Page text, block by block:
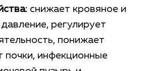
снижает кровяное и
регулирует
понижает
почки, инфекционные